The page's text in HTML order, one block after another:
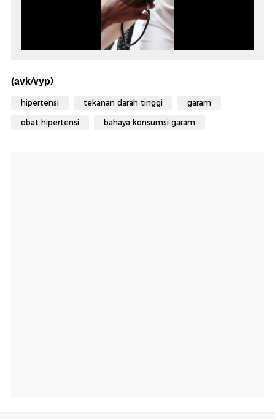
(avk/vyp)
hipertensi tekanan darah tinggi garam
obat hipertensi bahaya konsumsi garam